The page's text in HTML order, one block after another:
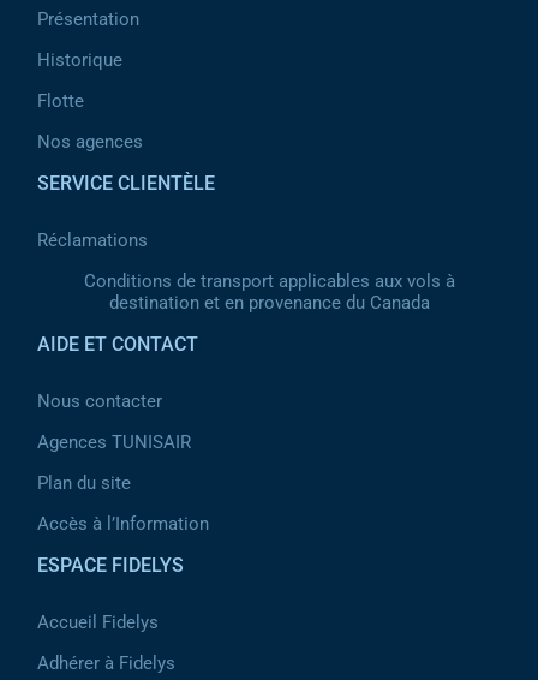
Présentation
Historique
Flotte
Nos agences
SERVICE CLIENTÈLE
Réclamations
Conditions de transport applicables aux vols à
destination et en provenance du Canada
AIDE ET CONTACT
Nous contacter
Agences TUNISAIR
Plan du site
Accès à l’Information
ESPACE FIDELYS
Accueil Fidelys
Adhérer à Fidelys